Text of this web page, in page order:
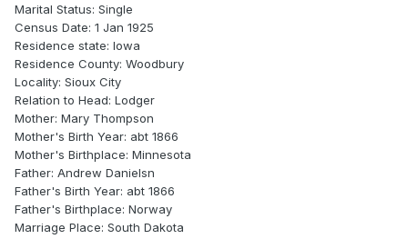
Marital Status: Single
Census Date: 1 Jan 1925
Residence state: Iowa
Residence County: Woodbury
Locality: Sioux City
Relation to Head: Lodger
Mother: Mary Thompson
Mother's Birth Year: abt 1866
Mother's Birthplace: Minnesota
Father: Andrew Danielsn
Father's Birth Year: abt 1866
Father's Birthplace: Norway
Marriage Place: South Dakota